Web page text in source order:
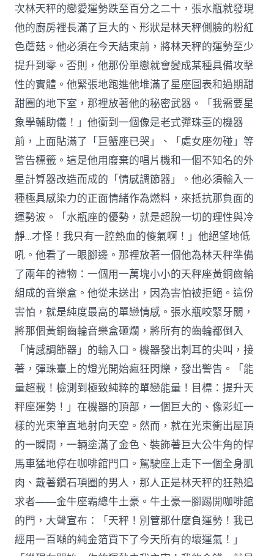
次林天秤的戀愛運勢跌至百分之二十，張水瓶就發現
他的廚房裡長滿了巨大的、形狀是林天秤側臉的粉紅
色蘑菇。他必須在今天結束前，將林天秤的運勢至少
提升到零。否則，他那份單戀就會變成某種具備攻擊
性的實體。他緊張地跑進他堆滿了星座圖表和過期甜
甜圈的地下室，那裡放著他的秘密武器。「我需要星
象學輔助儀！」他衝到一個像是老式彈珠臺的機器
前，上面貼滿了「巨蟹座已哭」、「處女座勿碰」等
警告標籤。這是他用廢棄的唱片機和一個不知名的外
星計算器改造而成的「情感調節器」。他必須輸入一
種極具感染力的正面情緒作為燃料，來抵抗那負面的
運勢波。「水瓶座的優勢，就是超脫一切的理性與冷
靜…才怪！我只有一腔熱血的傻氣啊！」他絕望地低
吼。他看了一眼腳邊。那裡放著一個他為林天秤準備
了兩年的禮物：一個用一萬塊小小的天秤座黃銅齒輪
組成的音樂盒。他從未送出，因為害怕被拒絕。這份
害怕，就是純度最高的單戀情感。張水瓶咬緊牙關，
將那個黃銅齒輪音樂盒砸爛，將所有的齒輪都倒入
「情感調節器」的輸入口。機器發出刺耳的尖叫，接
著，彈珠臺上的燈光開始瘋狂閃爍，發出警告。「能
量超載！檢測到極致純粹的單戀能量！目標：提升天
秤座運勢！」在機器的頂部，一個巨大的、像彩虹一
樣的光束筆直地射向天空。然而，就在光束衝出屋頂
的一瞬間，一輛塗滿了金色、裝飾著巨大公牛角的悍
馬車猛地停在咖啡館門口。駕駛座上走下一個全身肌
肉、戴著鑽石項圈的男人，那人正是林天秤的狂熱追
求者——金牛座霸總牛土豪。牛土豪一腳踢開咖啡館
的門，大聲宣布：「天秤！別管那什麼負運勢！我已
經用一百噸的純金箔買下了今天所有的壞運氣！」